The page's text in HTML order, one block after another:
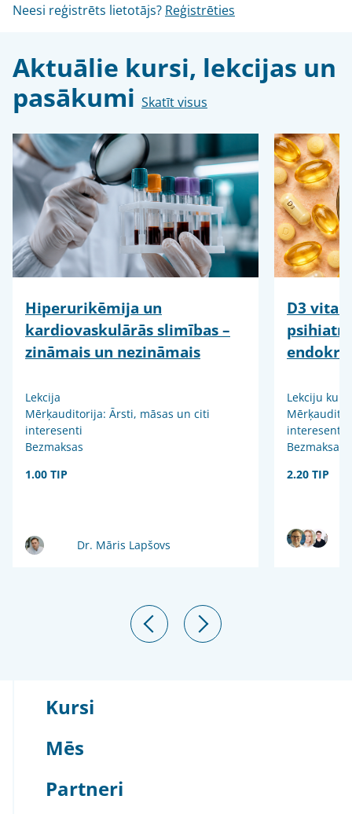
Neesi reģistrēts lietotājs? Reģistrēties
Aktuālie kursi, lekcijas un
pasākumi Skatīt visus
Hiperurikēmija un
kardiovaskulārās slimības –
zināmais un nezināmais
Lekcija
Mērķauditorija: Ārsti, māsas un citi
interesenti
Bezmaksas
1.00 TIP
Dr. Māris Lapšovs
D3
Lekciju
interesenti
Bezmaksas
2.20 TIP
Kursi
Mēs
Partneri